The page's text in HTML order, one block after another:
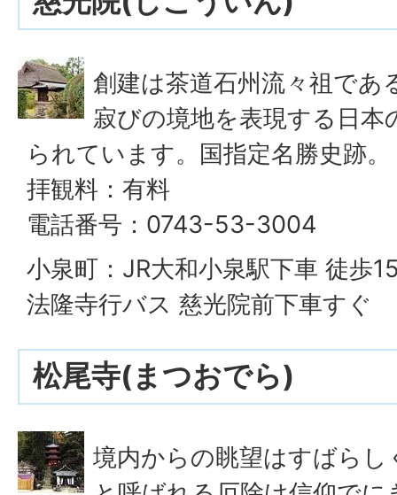
創建は茶道石州流々祖であ
寂びの境地を表現する日
られています。国指定名勝史跡。
拝観料：有料
電話番号：0743-53-3004
小泉町：JR大和小泉駅下車 徒歩
法隆寺行バス 慈光院前下車すぐ
松尾寺(まつおでら)
境内からの眺望はすばら